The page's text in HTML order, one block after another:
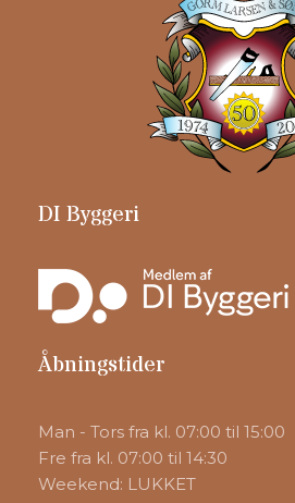
​DI Byggeri
​Åbningstider
​Man - Tors fra kl. 07:00 til 15:00
​Fre fra kl. 07:00 til 14:30
Weekend: LUKKET